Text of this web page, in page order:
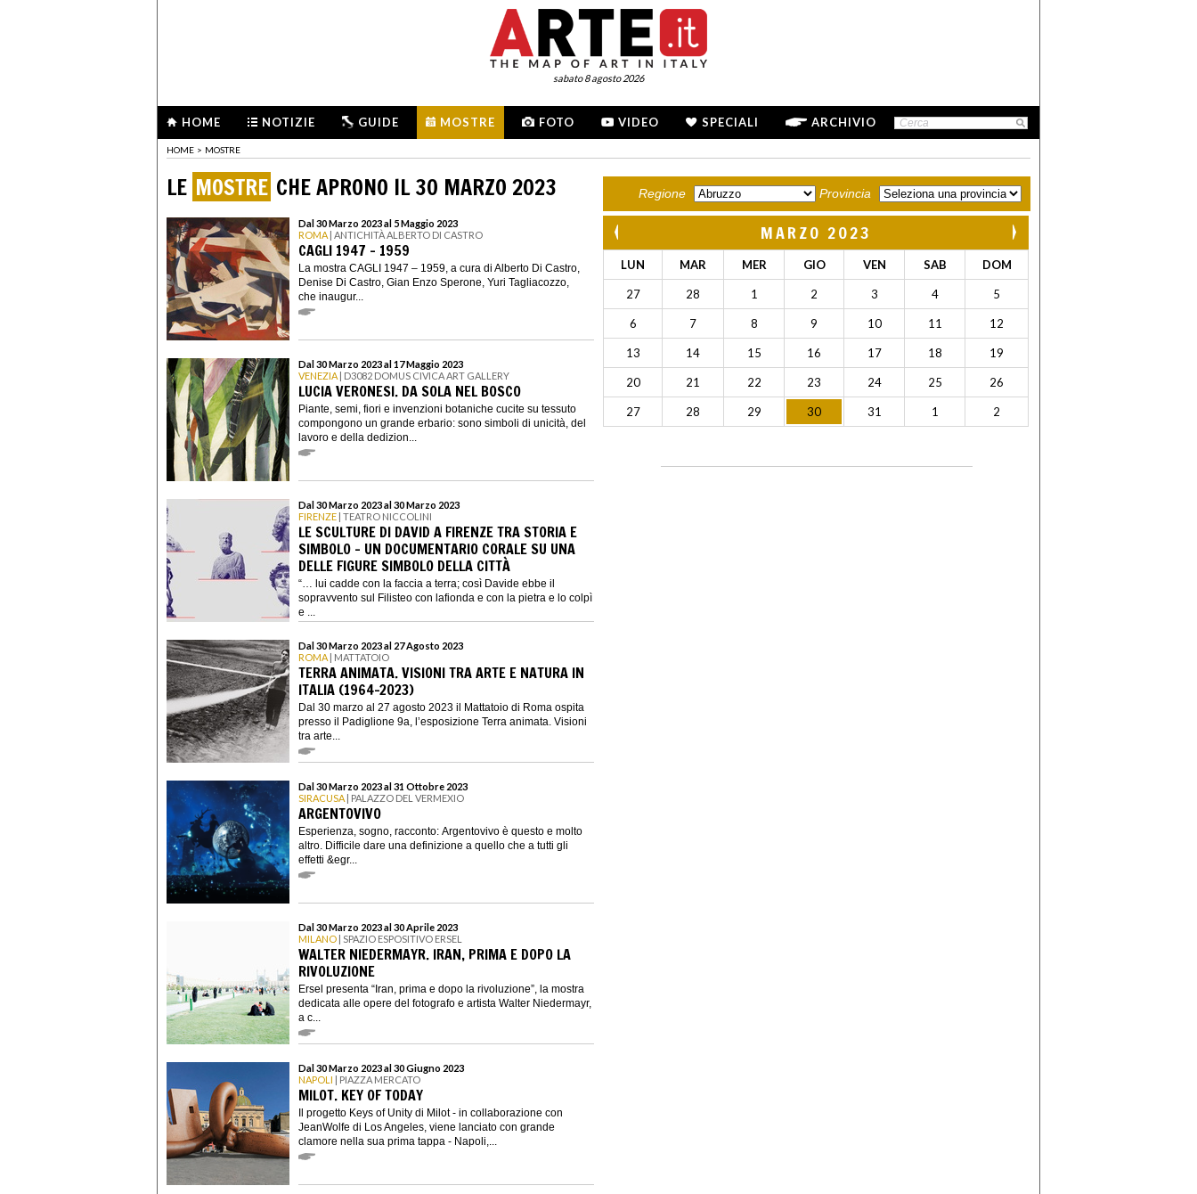
sabato 8 agosto 2026
HOME NOTIZIE GUIDE MOSTRE FOTO VIDEO SPECIALI ARCHIVIO
HOME > MOSTRE
LE MOSTRE CHE APRONO IL 30 MARZO 2023
Dal 30 Marzo 2023 al 5 Maggio 2023
ROMA | ANTICHITÀ ALBERTO DI CASTRO
CAGLI 1947 – 1959
La mostra CAGLI 1947 – 1959, a cura di Alberto Di Castro,
Denise Di Castro, Gian Enzo Sperone, Yuri Tagliacozzo,
che inaugur...
Dal 30 Marzo 2023 al 17 Maggio 2023
VENEZIA | D3082 DOMUS CIVICA ART GALLERY
LUCIA VERONESI. DA SOLA NEL BOSCO
Piante, semi, fiori e invenzioni botaniche cucite su tessuto
compongono un grande erbario: sono simboli di unicità, del
lavoro e della dedizion...
Dal 30 Marzo 2023 al 30 Marzo 2023
FIRENZE | TEATRO NICCOLINI
LE SCULTURE DI DAVID A FIRENZE TRA STORIA E
SIMBOLO - UN DOCUMENTARIO CORALE SU UNA
DELLE FIGURE SIMBOLO DELLA CITTÀ
“… lui cadde con la faccia a terra; così Davide ebbe il
sopravvento sul Filisteo con lafionda e con la pietra e lo colpì
e ...
Dal 30 Marzo 2023 al 27 Agosto 2023
ROMA | MATTATOIO
TERRA ANIMATA. VISIONI TRA ARTE E NATURA IN
ITALIA (1964-2023)
Dal 30 marzo al 27 agosto 2023 il Mattatoio di Roma ospita
presso il Padiglione 9a, l’esposizione Terra animata. Visioni
tra arte...
Dal 30 Marzo 2023 al 31 Ottobre 2023
SIRACUSA | PALAZZO DEL VERMEXIO
ARGENTOVIVO
Esperienza, sogno, racconto: Argentovivo è questo e molto
altro. Difficile dare una definizione a quello che a tutti gli
effetti &egr...
Dal 30 Marzo 2023 al 30 Aprile 2023
MILANO | SPAZIO ESPOSITIVO ERSEL
WALTER NIEDERMAYR. IRAN, PRIMA E DOPO LA
RIVOLUZIONE
Ersel presenta “Iran, prima e dopo la rivoluzione”, la mostra
dedicata alle opere del fotografo e artista Walter Niedermayr,
a c...
Dal 30 Marzo 2023 al 30 Giugno 2023
NAPOLI | PIAZZA MERCATO
MILOT. KEY OF TODAY
Il progetto Keys of Unity di Milot - in collaborazione con
JeanWolfe di Los Angeles, viene lanciato con grande
clamore nella sua prima tappa - Napoli,...
Regione Provincia
MARZO 2023
LUN MAR MER GIO VEN SAB DOM
27 28 1 2 3 4 5
6 7 8 9 10 11 12
13 14 15 16 17 18 19
20 21 22 23 24 25 26
27 28 29 30 31 1 2